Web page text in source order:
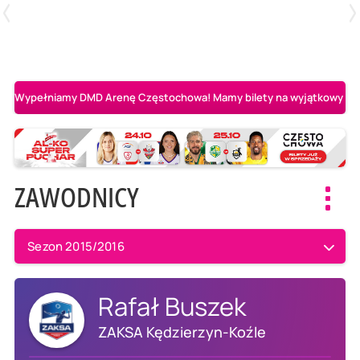
Wypełniamy DMD Arenę Częstochowa! Mamy bilety na wyjątkowy
ZAWODNICY
Sezon 2015/2016
Rafał Buszek
ZAKSA Kędzierzyn-Koźle